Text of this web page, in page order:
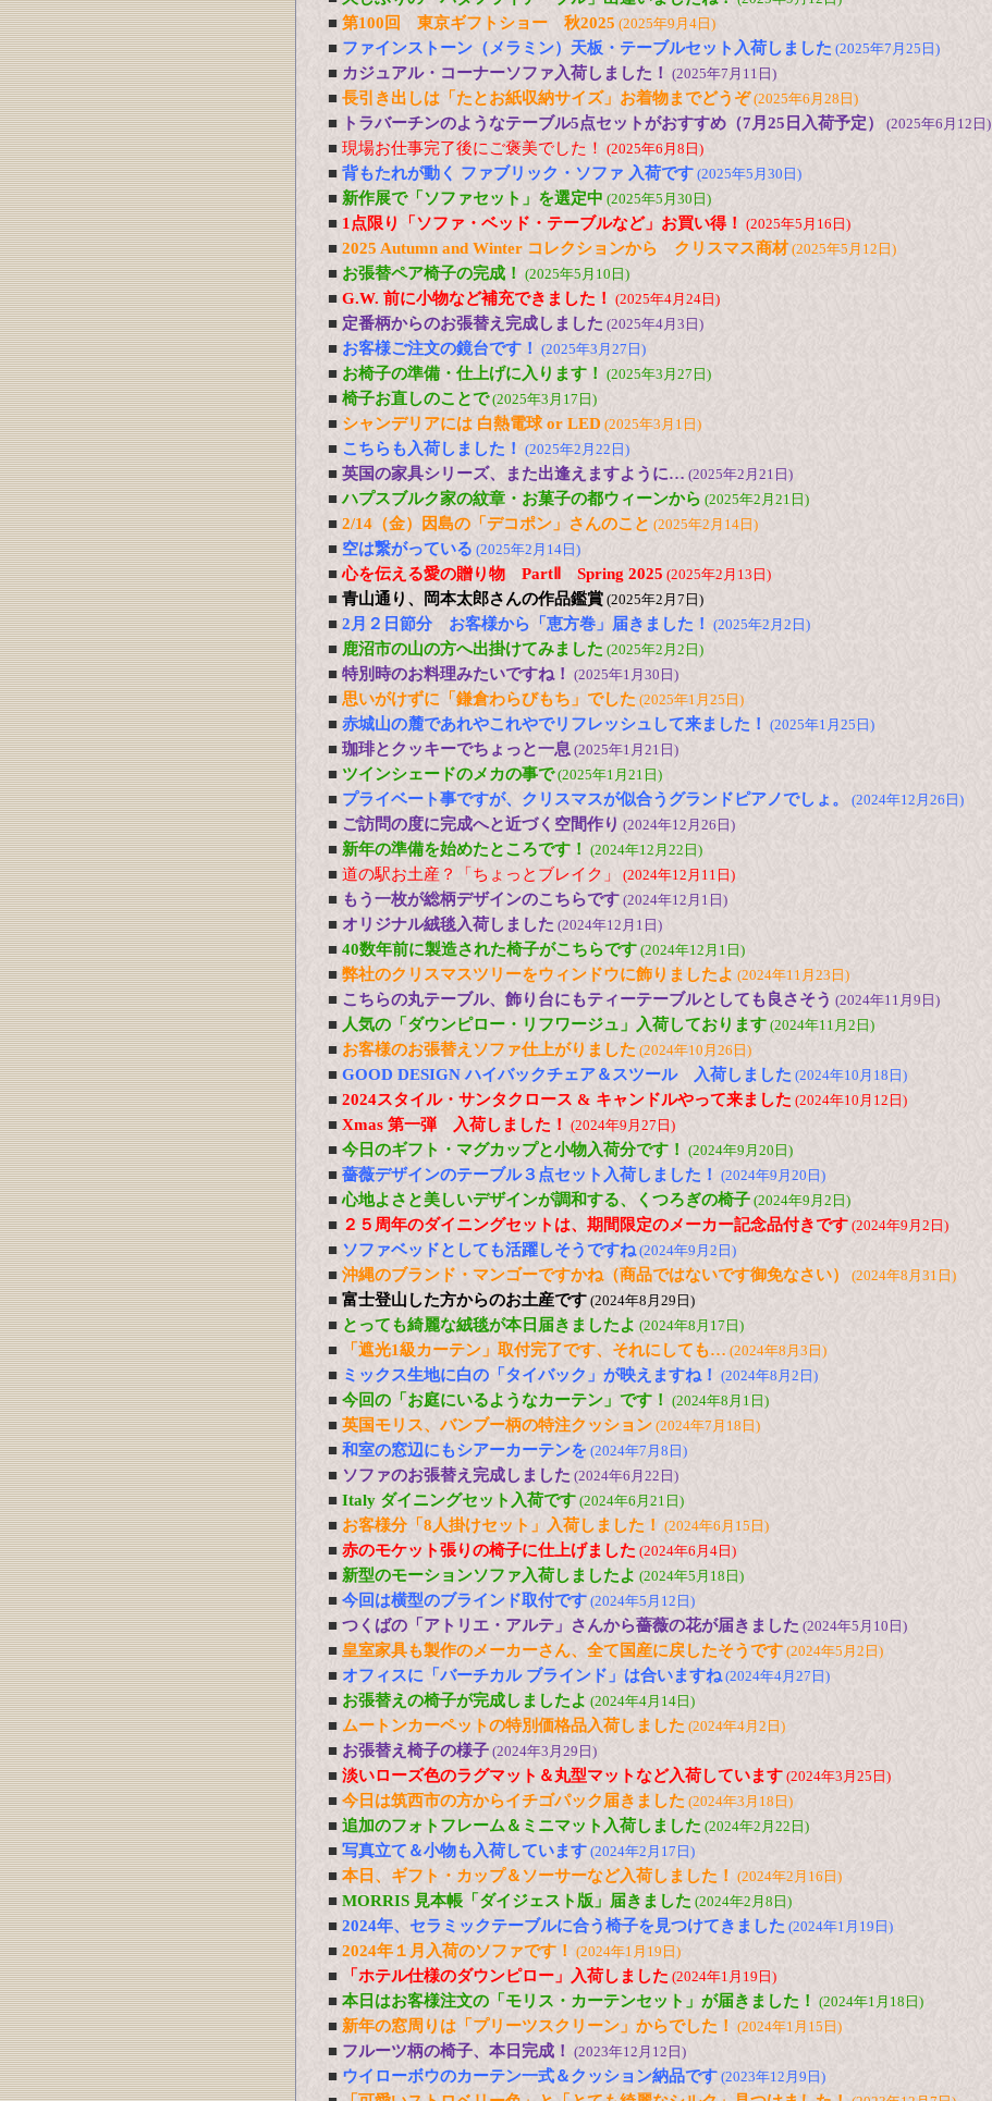
■ 第100回 東京ギフトショー 秋2025 (2025年9月4日)
■ ファインストーン（メラミン）天板・テーブルセット入荷しました (2025年7月25日)
■ カジュアル・コーナーソファ入荷しました！ (2025年7月11日)
■ 長引き出しは「たとお紙収納サイズ」お着物までどうぞ(2025年6月28日)
■ トラバーチンのようなテーブル5点セットがおすすめ（7月25日入荷予定） (2025年6月12日)
■ 現場お仕事完了後にご褒美でした！ (2025年6月8日)
■ 背もたれが動く ファブリック・ソファ 入荷です (2025年5月30日)
■ 新作展で「ソファセット」を選定中 (2025年5月30日)
■ 1点限り「ソファ・ベッド・テーブルなど」お買い得！ (2025年5月16日)
■ 2025 Autumn and Winter コレクションから クリスマス商材 (2025年5月12日)
■ お張替ペア椅子の完成！ (2025年5月10日)
■ G.W. 前に小物など補充できました！ (2025年4月24日)
■ 定番柄からのお張替え完成しました (2025年4月3日)
■ お客様ご注文の鏡台です！ (2025年3月27日)
■ お椅子の準備・仕上げに入ります！ (2025年3月27日)
■ 椅子お直しのことで(2025年3月17日)
■ シャンデリアには 白熱電球 or LED (2025年3月1日)
■ こちらも入荷しました！ (2025年2月22日)
■ 英国の家具シリーズ、また出逢えますように… (2025年2月21日)
■ ハプスブルク家の紋章・お菓子の都ウィーンから (2025年2月21日)
■ 2/14（金）因島の「デコポン」さんのこと (2025年2月14日)
■ 空は繋がっている (2025年2月14日)
■ 心を伝える愛の贈り物 PartⅡ Spring 2025 (2025年2月13日)
■ 青山通り、岡本太郎さんの作品鑑賞 (2025年2月7日)
■ 2月２日節分 お客様から「恵方巻」届きました！ (2025年2月2日)
■ 鹿沼市の山の方へ出掛けてみました (2025年2月2日)
■ 特別時のお料理みたいですね！ (2025年1月30日)
■ 思いがけずに「鎌倉わらびもち」でした (2025年1月25日)
■ 赤城山の麓であれやこれやでリフレッシュして来ました！ (2025年1月25日)
■ 珈琲とクッキーでちょっと一息 (2025年1月21日)
■ ツインシェードのメカの事で(2025年1月21日)
■ プライベート事ですが、クリスマスが似合うグランドピアノでしょ。 (2024年12月26日)
■ ご訪問の度に完成へと近づく空間作り (2024年12月26日)
■ 新年の準備を始めたところです！ (2024年12月22日)
■ 道の駅お土産？「ちょっとブレイク」 (2024年12月11日)
■ もう一枚が総柄デザインのこちらです (2024年12月1日)
■ オリジナル絨毯入荷しました (2024年12月1日)
■ 40数年前に製造された椅子がこちらです (2024年12月1日)
■ 弊社のクリスマスツリーをウィンドウに飾りましたよ (2024年11月23日)
■ こちらの丸テーブル、飾り台にもティーテーブルとしても良さそう (2024年11月9日)
■ 人気の「ダウンピロー・リフワージュ」入荷しております (2024年11月2日)
■ お客様のお張替えソファ仕上がりました (2024年10月26日)
■ GOOD DESIGN ハイバックチェア＆スツール 入荷しました (2024年10月18日)
■ 2024スタイル・サンタクロース & キャンドルやって来ました (2024年10月12日)
■ Xmas 第一弾 入荷しました！ (2024年9月27日)
■ 今日のギフト・マグカップと小物入荷分です！ (2024年9月20日)
■ 薔薇デザインのテーブル３点セット入荷しました！ (2024年9月20日)
■ 心地よさと美しいデザインが調和する、くつろぎの椅子 (2024年9月2日)
■ ２５周年のダイニングセットは、期間限定のメーカー記念品付きです (2024年9月2日)
■ ソファベッドとしても活躍しそうですね(2024年9月2日)
■ 沖縄のブランド・マンゴーですかね（商品ではないです御免なさい） (2024年8月31日)
■ 富士登山した方からのお土産です (2024年8月29日)
■ とっても綺麗な絨毯が本日届きましたよ (2024年8月17日)
■ 「遮光1級カーテン」取付完了です、それにしても… (2024年8月3日)
■ ミックス生地に白の「タイバック」が映えますね！ (2024年8月2日)
■ 今回の「お庭にいるようなカーテン」です！ (2024年8月1日)
■ 英国モリス、バンブー柄の特注クッション (2024年7月18日)
■ 和室の窓辺にもシアーカーテンを (2024年7月8日)
■ ソファのお張替え完成しました (2024年6月22日)
■ Italy ダイニングセット入荷です (2024年6月21日)
■ お客様分「8人掛けセット」入荷しました！ (2024年6月15日)
■ 赤のモケット張りの椅子に仕上げました (2024年6月4日)
■ 新型のモーションソファ入荷しましたよ (2024年5月18日)
■ 今回は横型のブラインド取付です (2024年5月12日)
■ つくばの「アトリエ・アルテ」さんから薔薇の花が届きました (2024年5月10日)
■ 皇室家具も製作のメーカーさん、全て国産に戻したそうです (2024年5月2日)
■ オフィスに「バーチカル ブラインド」は合いますね(2024年4月27日)
■ お張替えの椅子が完成しましたよ (2024年4月14日)
■ ムートンカーペットの特別価格品入荷しました (2024年4月2日)
■ お張替え椅子の様子 (2024年3月29日)
■ 淡いローズ色のラグマット＆丸型マットなど入荷しています (2024年3月25日)
■ 今日は筑西市の方からイチゴパック届きました (2024年3月18日)
■ 追加のフォトフレーム＆ミニマット入荷しました (2024年2月22日)
■ 写真立て＆小物も入荷しています (2024年2月17日)
■ 本日、ギフト・カップ＆ソーサーなど入荷しました！ (2024年2月16日)
■ MORRIS 見本帳「ダイジェスト版」届きました (2024年2月8日)
■ 2024年、セラミックテーブルに合う椅子を見つけてきました (2024年1月19日)
■ 2024年１月入荷のソファです！ (2024年1月19日)
■ 「ホテル仕様のダウンピロー」入荷しました (2024年1月19日)
■ 本日はお客様注文の「モリス・カーテンセット」が届きました！ (2024年1月18日)
■ 新年の窓周りは「プリーツスクリーン」からでした！ (2024年1月15日)
■ フルーツ柄の椅子、本日完成！ (2023年12月12日)
■ ウイローボウのカーテン一式＆クッション納品です (2023年12月9日)